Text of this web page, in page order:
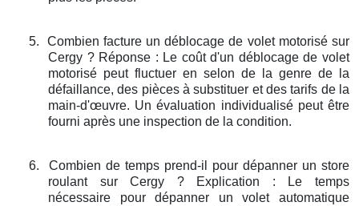
5.
Combien facture un déblocage de volet motorisé sur
Cergy ? Réponse : Le coût d'un déblocage de volet
motorisé peut fluctuer en selon de la genre de la
défaillance, des pièces à substituer et des tarifs de la
main-d'œuvre. Un évaluation individualisé peut être
fourni après une inspection de la condition.
6.
Combien de temps prend-il pour dépanner un store
roulant sur Cergy ? Explication : Le temps
nécessaire pour dépanner un volet automatique